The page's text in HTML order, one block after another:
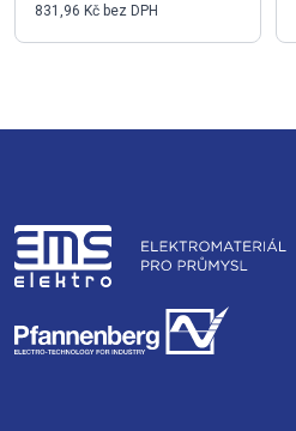
831,96 Kč bez DPH